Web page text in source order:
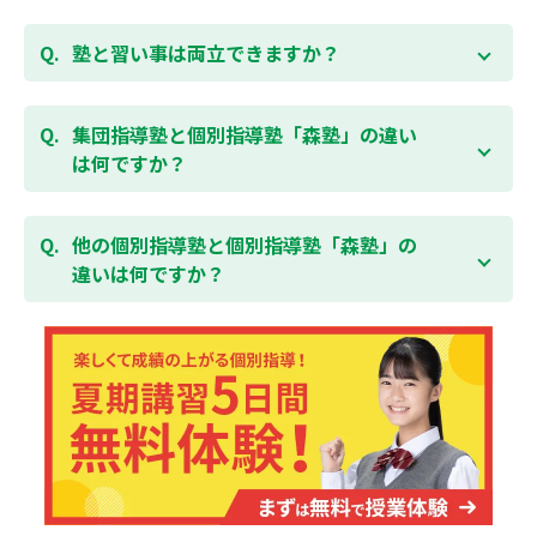
様の成績アップを目指しましょう！まずは無料授業体
験を！
無料体験はこちら
森塾では保護者様に「安心して」入塾をご検討いただ
くために、ご入塾後4回授業を受けられるまでに入塾
「全額」を返金させていただく「返金制度」をご用意
しております。
塾と習い事は両立できますか？
森塾は個別指導ですので、時間や曜日を自由に選択す
ることができます。そのため、部活やすでにお通いの
習い事などと無理なく両立することができます。
集団指導塾と個別指導塾「森塾」の違い
は何ですか？
集団指導塾は多人数の生徒に対して授業を行う学校の
授業と似たスタイルでの指導となりますが、個別指導
塾の森塾は一人ひとりの学習スピードに合わせて個別
に指導します。
他の個別指導塾と個別指導塾「森塾」の
違いは何ですか？
個別指導塾の森塾は、「先生1人に生徒2人まで」の個
別指導で、「1科目＋20点の成績保証」が大評判の塾
です。しかも、「保護者様にも安心の授業料」で、多
くの保護者様からご好評いただいております。